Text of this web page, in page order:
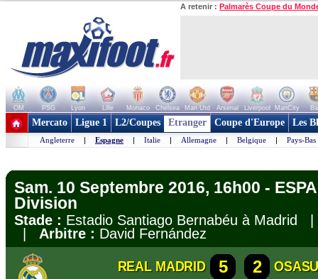
A retenir : Palmarès Coupe du
OM PSG Lyon Lille Monaco Chelsea Man Utd Arsenal Liverpool ManCity
+ de clubs
Mercato Ligue 1 L2/Coupes Etranger Coupe d'Europe Les
Angleterre | Espagne | Italie | Allemagne | Belgique | Pays-Bas
Sam. 10 Septembre 2016, 16h00 -
Division
Stade : Estadio Santiago Bernabéu à
Arbitre : David Fernández
REAL MADRID 5 2